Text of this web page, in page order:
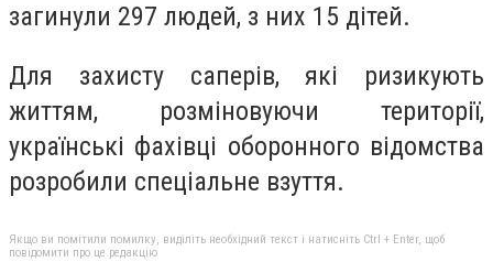
загинули 297 людей, з них 15 дітей.
Для захисту саперів, які ризикують
життям, розміновуючи території,
українські фахівці оборонного відомства
розробили спеціальне взуття.
Якщо ви помітили помилку, виділіть необхідний текст і натисніть Ctrl + Enter, щоб
повідомити про це редакцію